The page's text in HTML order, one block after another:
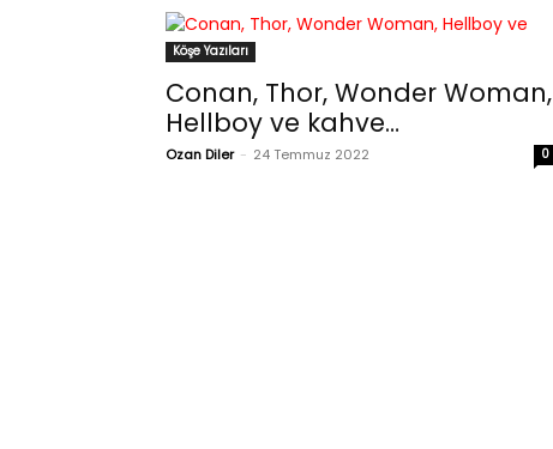
Köşe Yazıları
Conan, Thor, Wonder Woman,
Hellboy ve kahve…
Ozan Diler - 24 Temmuz 2022 0